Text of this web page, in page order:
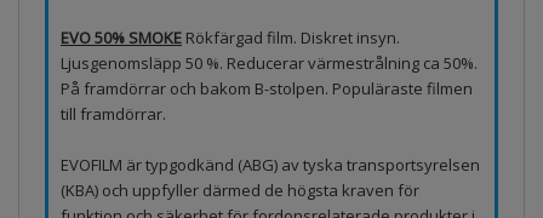
EVO 50% SMOKE Rökfärgad film. Diskret insyn.
Ljusgenomsläpp 50 %. Reducerar värmestrålning ca 50%.
På framdörrar och bakom B-stolpen. Populäraste filmen
till framdörrar.
EVOFILM är typgodkänd (ABG) av tyska transportsyrelsen
(KBA) och uppfyller därmed de högsta kraven för